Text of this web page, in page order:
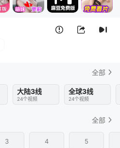
全部
大陆3线
24个视频
全球3线
24个视频
全部
3 4 5